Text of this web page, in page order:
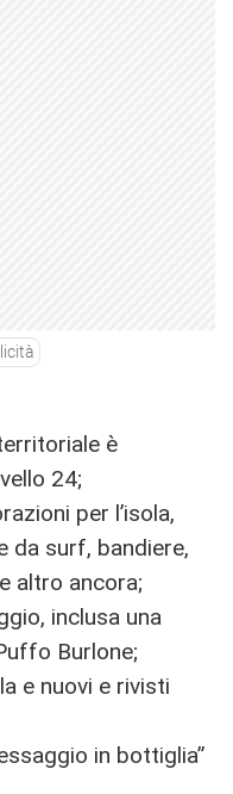
è
24;
per l’isola,
da surf, bandiere,
altro ancora;
inclusa una
Burlone;
e nuovi e rivisti
in bottiglia”